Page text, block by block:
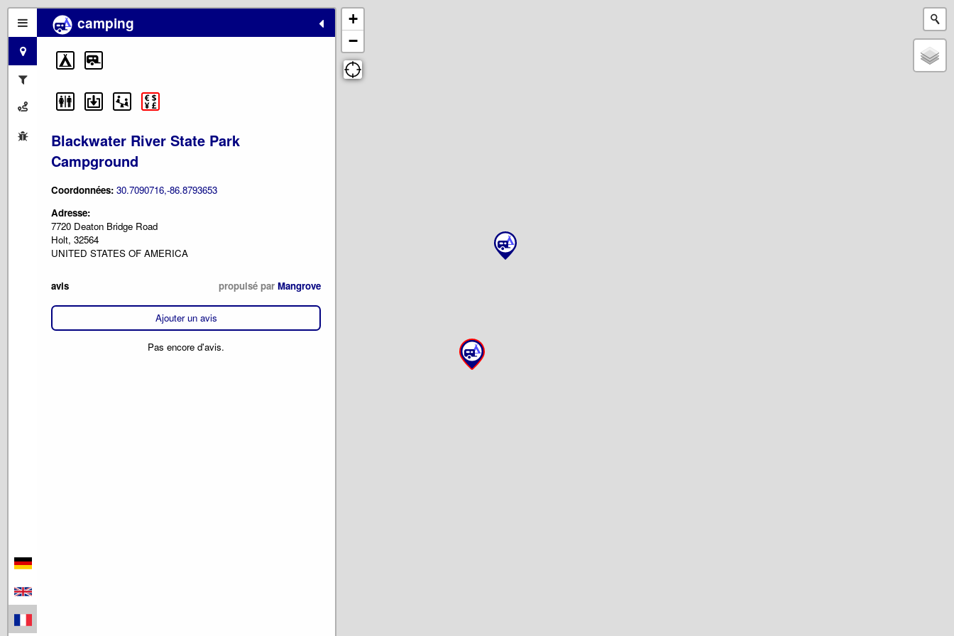
camping
Blackwater River State Park
Campground
Coordonnées: 30.7090716,-86.8793653
Adresse:
7720 Deaton Bridge Road
Holt, 32564
UNITED STATES OF AMERICA
avis propulsé par Mangrove
Ajouter un avis
Pas encore d'avis.
+
−